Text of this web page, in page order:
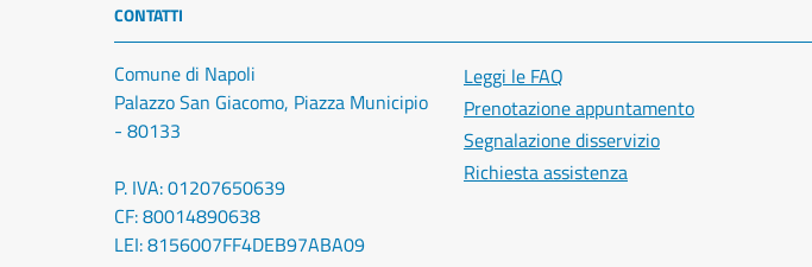
CONTATTI
Comune di Napoli
Palazzo San Giacomo, Piazza Municipio
- 80133
P. IVA: 01207650639
CF: 80014890638
LEI: 8156007FF4DEB97ABA09
Leggi le FAQ
Prenotazione appuntamento
Segnalazione disservizio
Richiesta assistenza